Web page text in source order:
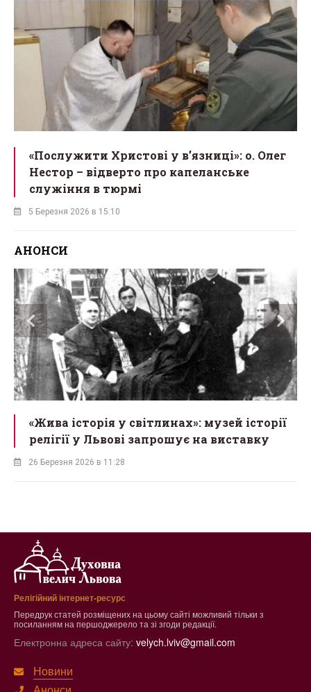
«Послужити Христові у вʼязниці»: о. Олег
Нестор – відверто про капеланське
служіння в тюрмі
5 Березня 2026 в 15:10
АНОНСИ
«Жива історія у світлинах»: музей історії
релігії у Львові запрошує на виставку
26 Березня 2026 в 11:28
Релігійний інтернет-ресурс
Передрук статей розміщених на цьому сайті можливий тільки з
посиланням на першоджерело та зі згоди редакції.
Електронна адреса сайту: velych.lviv@gmail.com
Новини